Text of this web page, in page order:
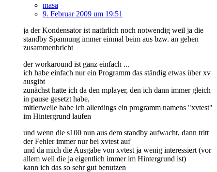
masa
9. Februar 2009 um 19:51
ja der Kondensator ist natürlich noch notwendig weil ja die
standby Spannung immer einmal beim aus bzw. an gehen
zusammenbricht
der workaround ist ganz einfach ...
ich habe einfach nur ein Programm das ständig etwas über xv
ausgibt
zunächst hatte ich da den mplayer, den ich dann immer gleich
in pause gesetzt habe,
mitlerweile habe ich allerdings ein programm namens "xvtest"
im Hintergrund laufen
und wenn die s100 nun aus dem standby aufwacht, dann tritt
der Fehler immer nur bei xvtest auf
und da mich die Ausgabe von xvtest ja wenig interessiert (vor
allem weil die ja eigentlich immer im Hintergrund ist)
kann ich das so sehr gut benutzen